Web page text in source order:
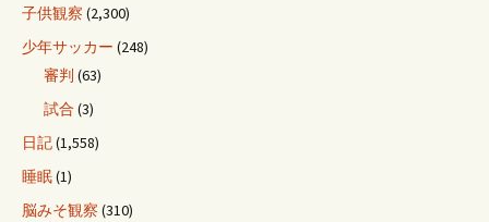
子供観察 (2,300)
少年サッカー (248)
審判 (63)
試合 (3)
日記(1,558)
睡眠(1)
脳みそ観察 (310)